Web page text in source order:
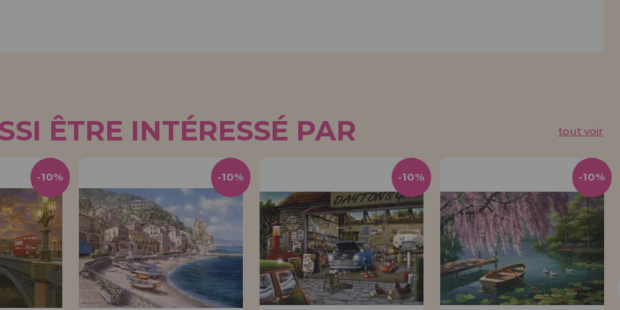
ÊTRE INTÉRESSÉ PAR tout voir
-10% -10% -10% -10%